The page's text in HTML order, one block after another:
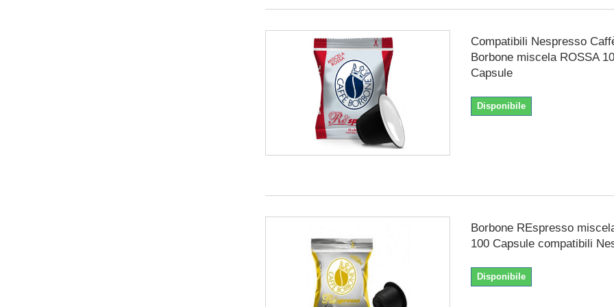
Compatibili Nespresso
Borbone miscela ROSSA
Capsule
Disponibile
Borbone REspresso
100 Capsule compatibili
Disponibile